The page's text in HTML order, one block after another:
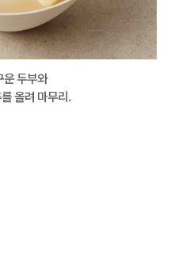
운 두부와
올려 마무리.